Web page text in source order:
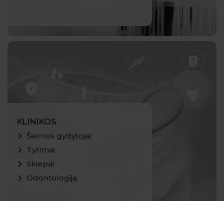
KLINIKOS
Šeimos gydytojai
Tyrimai
Skiepai
Odontologija